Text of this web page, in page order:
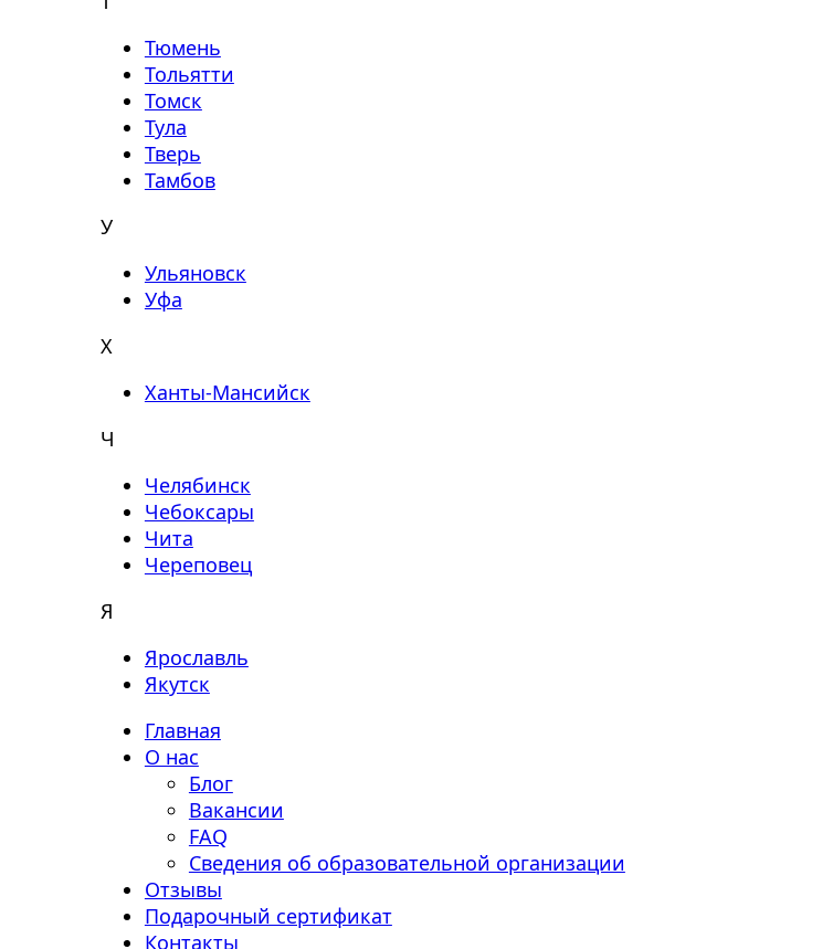
Тюмень
Тольятти
Томск
Тула
Тверь
Тамбов
У
Ульяновск
Уфа
Х
Ханты-Мансийск
Ч
Челябинск
Чебоксары
Чита
Череповец
Я
Ярославль
Якутск
Главная
О нас
Блог
Вакансии
FAQ
Сведения об образовательной организации
Отзывы
Подарочный сертификат
Контакты